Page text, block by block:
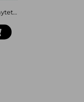
Jyväskylän
muun muassa
freelancerina.
asuva pitkän
Kaikki järjestyy (täytettävä kirja) : Opas omaan mieleesi